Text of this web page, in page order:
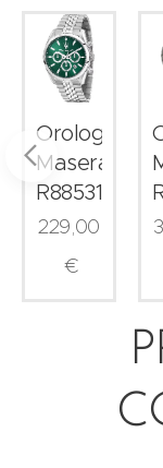
Orologio
Maserati
R8853151023
229,00
€